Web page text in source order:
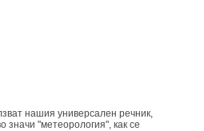
нашия универсален речник,
значи "метеорология", как се